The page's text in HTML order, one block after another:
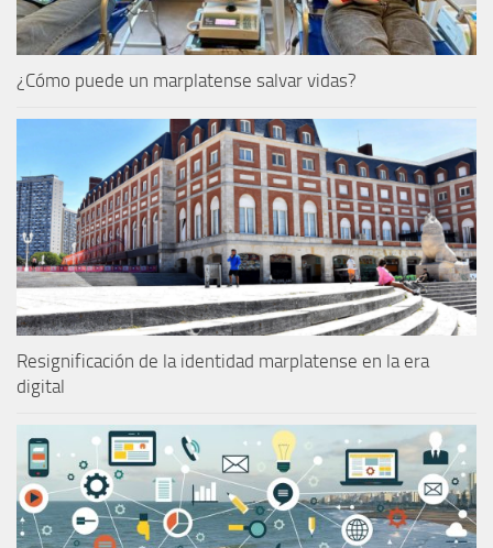
¿Cómo puede un marplatense salvar vidas?
Resignificación de la identidad marplatense en la era
digital